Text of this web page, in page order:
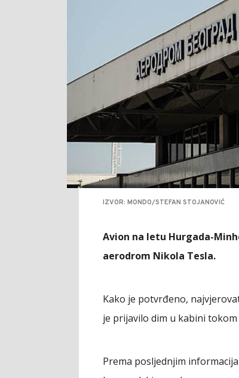
IZVOR: MONDO/STEFAN STOJANOVIĆ
Avion na letu Hurgada-
aerodrom Nikola Tesla.
Kako je potvrđeno,
je prijavilo dim u kabini tokom
Prema posljednjim